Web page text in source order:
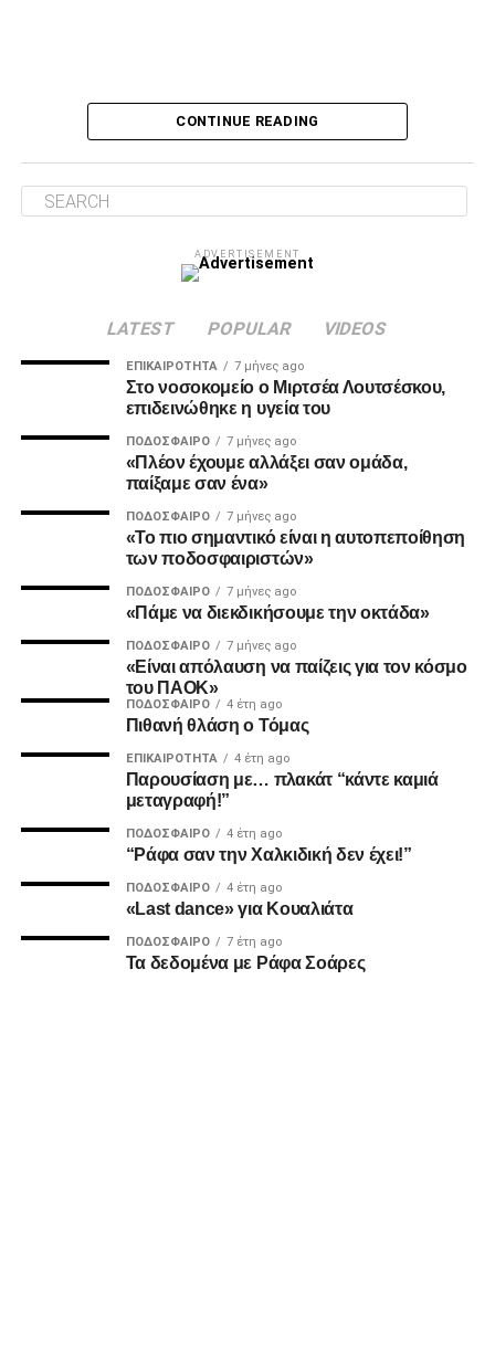
κλειστή του γωνία, μετά από σουτ του Ζίβκοβιτς και στην
Το πολυπόθητο γκολ για τον ΠΑΟΚ ήρθε, τελικά, στο 87′.
κεφαλιά ακριβείας έστειλε τη μπάλα στο βάθος της εστίας
Ο Καμαρά έκρινε ακόμη ένα ματς του ΠΑΟΚ τη φετινή
σεζόν με κεφαλιά, μετά τα σημαντικά γκολ του κόντρα σε
Ατρόμητο και Λεβαδειακό.
Ο Τσακαλίδης δεν ήρθε αντιμέτωπος με κάποια δύσκολη
φάση. Καταλόγισε στο 21’ χωρίς δεύτερη σκέψη το
πέναλτι υπέρ του Παναιτωλικού για μαρκάρισμα του
Μιχαηλίδη και έβγαλε συνολικά από το τσεπάκι του επτά
ADVERTISEMENT
CONTINUE READING
ADVERTISEMENT
LATEST POPULAR VIDEOS
ΕΠΙΚΑΙΡΌΤΗΤΑ 7 μήνες ago
Στο νοσοκομείο ο Μιρτσέα Λουτσέσκου,
επιδεινώθηκε η υγεία του
ΠΟΔΌΣΦΑΙΡΟ 7 μήνες ago
«Πλέον έχουμε αλλάξει σαν ομάδα,
παίξαμε σαν ένα»
ΠΟΔΌΣΦΑΙΡΟ 7 μήνες ago
«Το πιο σημαντικό είναι η αυτοπεποίθηση
των ποδοσφαιριστών»
ΠΟΔΌΣΦΑΙΡΟ 7 μήνες ago
«Πάμε να διεκδικήσουμε την οκτάδα»
ΠΟΔΌΣΦΑΙΡΟ 7 μήνες ago
«Είναι απόλαυση να παίζεις για τον κόσμο
του ΠΑΟΚ»
ΠΟΔΌΣΦΑΙΡΟ 4 έτη ago
Πιθανή θλάση ο Τόμας
ΕΠΙΚΑΙΡΌΤΗΤΑ 4 έτη ago
Παρουσίαση με… πλακάτ “κάντε καμιά
μεταγραφή!”
ΠΟΔΌΣΦΑΙΡΟ 4 έτη ago
“Ράφα σαν την Χαλκιδική δεν έχει!”
ΠΟΔΌΣΦΑΙΡΟ 4 έτη ago
«Last dance» για Κουαλιάτα
ΠΟΔΌΣΦΑΙΡΟ 7 έτη ago
Τα δεδομένα με Ράφα Σοάρες